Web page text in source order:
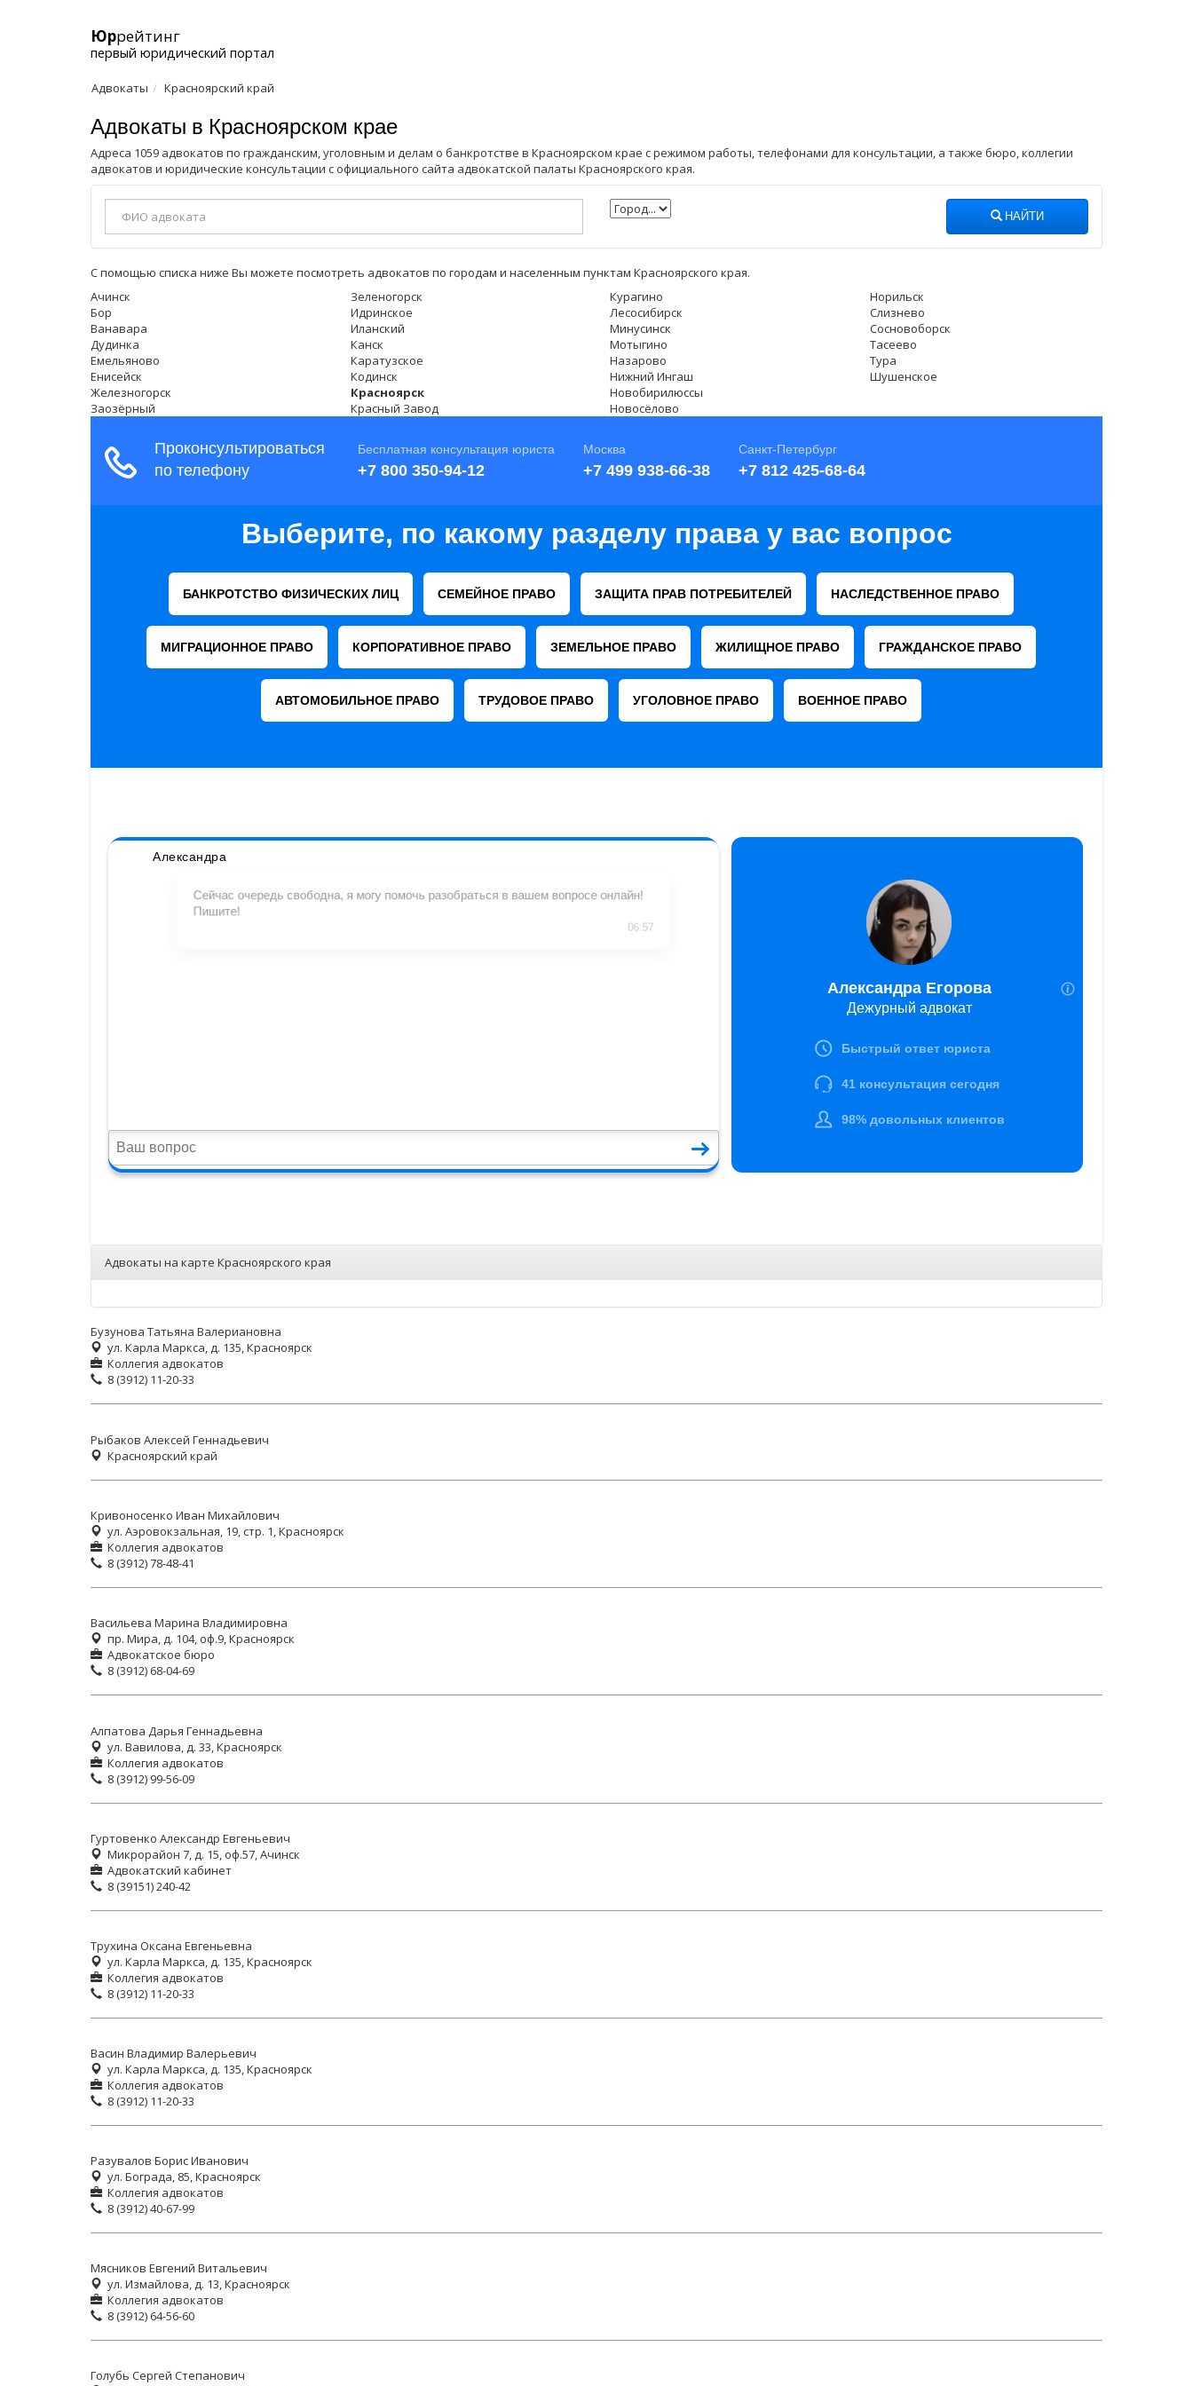
Юррейтинг
первый юридический портал
Адвокаты Красноярский край
Адвокаты в Красноярском крае
Адреса 1059 адвокатов по гражданским, уголовным и делам о банкротстве в Красноярском крае с режимом работы, телефонами для консультации, а также бюро, коллегии
адвокатов и юридические консультации с официального сайта адвокатской палаты Красноярского края.
НАЙТИ
С помощью списка ниже Вы можете посмотреть адвокатов по городам и населенным пунктам Красноярского края.
Ачинск
Бор
Ванавара
Дудинка
Емельяново
Енисейск
Железногорск
Заозёрный
Зеленогорск
Идринское
Иланский
Канск
Каратузское
Кодинск
Красноярск
Красный Завод
Курагино
Лесосибирск
Минусинск
Мотыгино
Назарово
Нижний Ингаш
Новобирилюссы
Новосёлово
Норильск
Слизнево
Сосновоборск
Тасеево
Тура
Шушенское
Адвокаты на карте Красноярского края
Бузунова Татьяна Валериановна
ул. Карла Маркса, д. 135, Красноярск
Коллегия адвокатов
8 (3912) 11-20-33
Рыбаков Алексей Геннадьевич
Красноярский край
Кривоносенко Иван Михайлович
ул. Аэровокзальная, 19, стр. 1, Красноярск
Коллегия адвокатов
8 (3912) 78-48-41
Васильева Марина Владимировна
пр. Мира, д. 104, оф.9, Красноярск
Адвокатское бюро
8 (3912) 68-04-69
Алпатова Дарья Геннадьевна
ул. Вавилова, д. 33, Красноярск
Коллегия адвокатов
8 (3912) 99-56-09
Гуртовенко Александр Евгеньевич
Микрорайон 7, д. 15, оф.57, Ачинск
Адвокатский кабинет
8 (39151) 240-42
Трухина Оксана Евгеньевна
ул. Карла Маркса, д. 135, Красноярск
Коллегия адвокатов
8 (3912) 11-20-33
Васин Владимир Валерьевич
ул. Карла Маркса, д. 135, Красноярск
Коллегия адвокатов
8 (3912) 11-20-33
Разувалов Борис Иванович
ул. Бограда, 85, Красноярск
Коллегия адвокатов
8 (3912) 40-67-99
Мясников Евгений Витальевич
ул. Измайлова, д. 13, Красноярск
Коллегия адвокатов
8 (3912) 64-56-60
Голубь Сергей Степанович